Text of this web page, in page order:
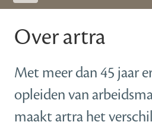
Over artra
Met meer dan 45 jaar
opleiden van
maakt artra het